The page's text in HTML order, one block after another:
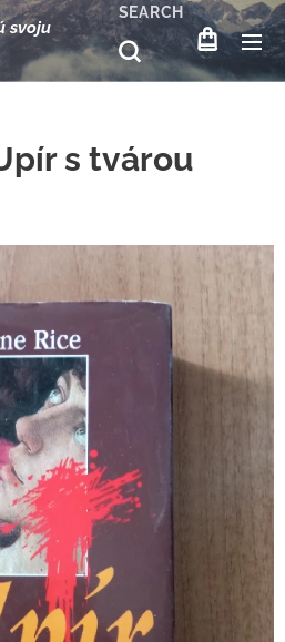
svoju
SEARCH
s tvárou